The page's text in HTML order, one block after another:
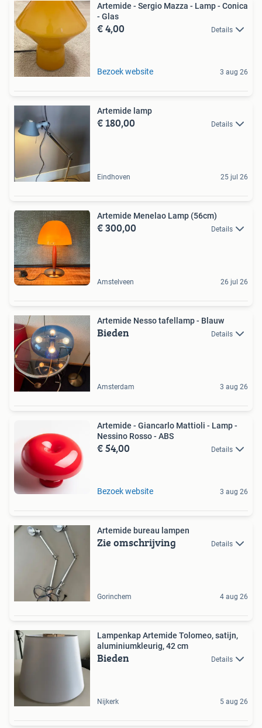
Artemide - Sergio Mazza - Lamp - Conica
- Glas
€ 4,00 Details
Bezoek website 3 aug 26
Artemide lamp
€ 180,00 Details
Eindhoven 25 jul 26
Artemide Menelao Lamp (56cm)
€ 300,00 Details
Amstelveen 26 jul 26
Artemide Nesso tafellamp - Blauw
Bieden Details
Amsterdam 3 aug 26
Artemide - Giancarlo Mattioli - Lamp -
Nessino Rosso - ABS
€ 54,00 Details
Bezoek website 3 aug 26
Artemide bureau lampen
Zie omschrijving Details
Gorinchem 4 aug 26
Lampenkap Artemide Tolomeo, satijn,
aluminiumkleurig, 42 cm
Bieden Details
Nijkerk 5 aug 26